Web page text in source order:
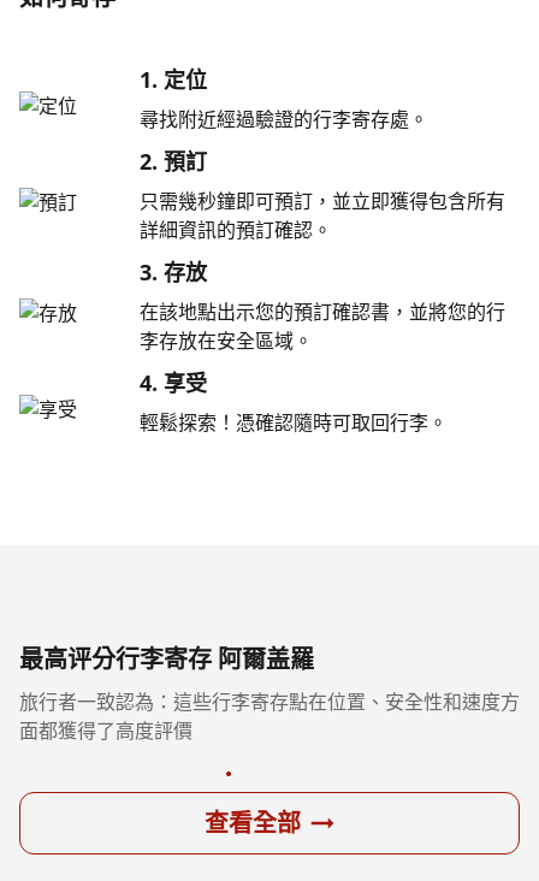
最高评分行李寄存 阿爾盖羅
旅行者一致認為：這些行李寄存點在位置、安全性和速度方
面都獲得了高度評價
查看全部
1. 定位
尋找附近經過驗證的行李寄存處。
2. 預訂
只需幾秒鐘即可預訂，並立即獲得包含所有
詳細資訊的預訂確認。
3. 存放
在該地點出示您的預訂確認書，並將您的行
李存放在安全區域。
4. 享受
輕鬆探索！憑確認隨時可取回行李。